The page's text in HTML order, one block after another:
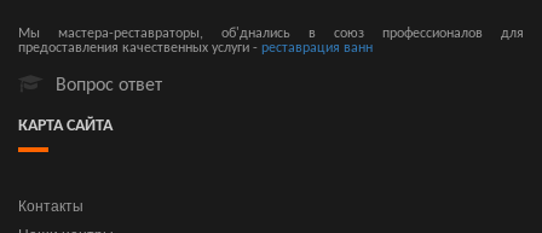
Мы мастера-реставраторы, об'днались в союз профессионалов для
предоставления качественных услуги - реставрация ванн
Вопрос ответ
КАРТА САЙТА
Контакты